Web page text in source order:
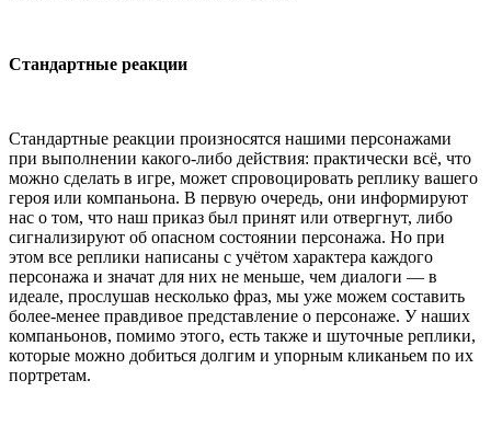
Стандартные реакции
Стандартные реакции произносятся нашими персонажами
при выполнении какого-либо действия: практически всё, что
можно сделать в игре, может спровоцировать реплику вашего
героя или компаньона. В первую очередь, они информируют
нас о том, что наш приказ был принят или отвергнут, либо
сигнализируют об опасном состоянии персонажа. Но при
этом все реплики написаны с учётом характера каждого
персонажа и значат для них не меньше, чем диалоги — в
идеале, прослушав несколько фраз, мы уже можем составить
более-менее правдивое представление о персонаже. У наших
компаньонов, помимо этого, есть также и шуточные реплики,
которые можно добиться долгим и упорным кликаньем по их
портретам.